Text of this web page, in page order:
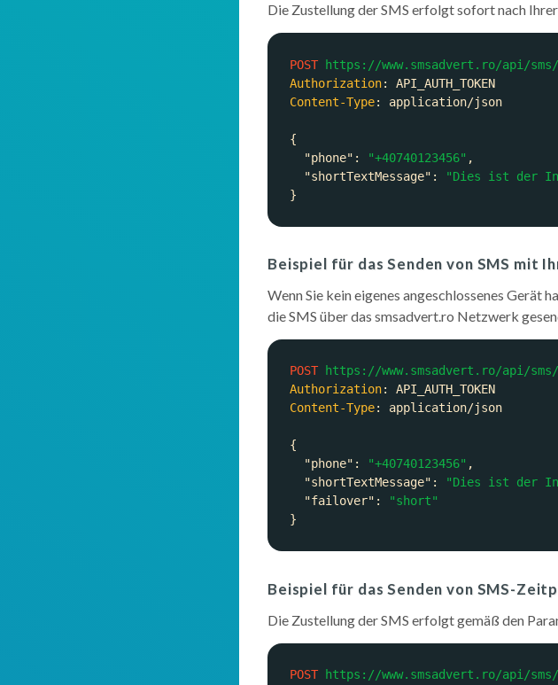
Die Zustellung der SMS erfolgt sofort nach
POST https://www.smsadvert.ro/api/sms/
Authorization:
Content-Type:
"phone" : "+40740123456"
"shortTextMessage" :
"Dies ist der
Beispiel für das Senden von SMS mit
Wenn Sie kein eigenes angeschlossenes
die SMS über das smsadvert.ro Netzwerk
POST https://www.smsadvert.ro/api/sms/
Authorization:
Content-Type:
"phone" : "+40740123456"
"shortTextMessage" : "Dies ist der
"failover" :
"short"
Beispiel für das Senden von SMS-
Die Zustellung der SMS erfolgt gemäß den
POST https://www.smsadvert.ro/api/sms/